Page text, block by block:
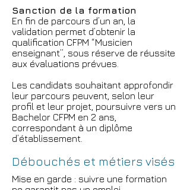
Sanction de la formation
En fin de parcours d’un an, la
validation permet d’obtenir la
qualification CFPM “Musicien
enseignant”, sous réserve de réussite
aux évaluations prévues.
Les candidats souhaitant approfondir
leur parcours peuvent, selon leur
profil et leur projet, poursuivre vers un
Bachelor CFPM en 2 ans,
correspondant à un diplôme
d’établissement.
Débouchés et métiers visés
Mise en garde : suivre une formation